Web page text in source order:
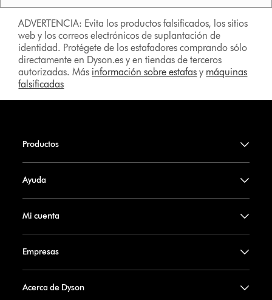
ADVERTENCIA: Evita los productos falsificados, los sitios
web y los correos electrónicos de suplantación de
identidad. Protégete de los estafadores comprando sólo
directamente en Dyson.es y en tiendas de terceros
autorizadas. Más información sobre estafas y máquinas
falsificadas
Productos
Ayuda
Mi cuenta
Empresas
Acerca de Dyson